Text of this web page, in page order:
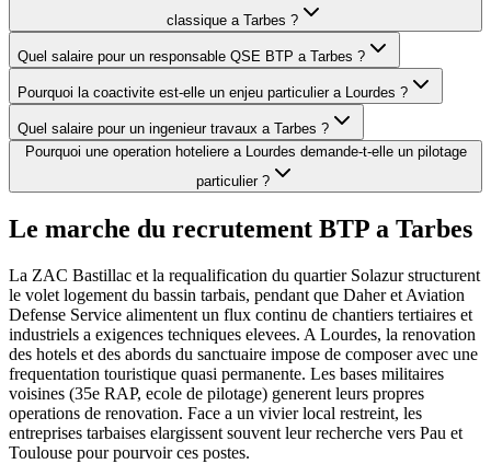
classique a Tarbes ?
Quel salaire pour un responsable QSE BTP a Tarbes ?
Pourquoi la coactivite est-elle un enjeu particulier a Lourdes ?
Quel salaire pour un ingenieur travaux a Tarbes ?
Pourquoi une operation hoteliere a Lourdes demande-t-elle un pilotage
particulier ?
Le marche du recrutement BTP a Tarbes
La ZAC Bastillac et la requalification du quartier Solazur structurent
le volet logement du bassin tarbais, pendant que Daher et Aviation
Defense Service alimentent un flux continu de chantiers tertiaires et
industriels a exigences techniques elevees. A Lourdes, la renovation
des hotels et des abords du sanctuaire impose de composer avec une
frequentation touristique quasi permanente. Les bases militaires
voisines (35e RAP, ecole de pilotage) generent leurs propres
operations de renovation. Face a un vivier local restreint, les
entreprises tarbaises elargissent souvent leur recherche vers Pau et
Toulouse pour pourvoir ces postes.